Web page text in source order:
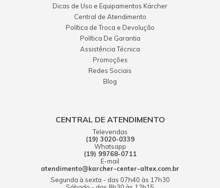
Dicas de Uso e Equipamentos Kärcher
Central de Atendimento
Política de Troca e Devolução
Política De Garantia
Assistência Técnica
Promoções
Redes Sociais
Blog
CENTRAL DE ATENDIMENTO
Televendas
(19) 3020-0339
Whatsapp
(19) 99768-0711
E-mail
atendimento@karcher-center-altex.com.br
Segunda à sexta - das 07h40 às 17h30